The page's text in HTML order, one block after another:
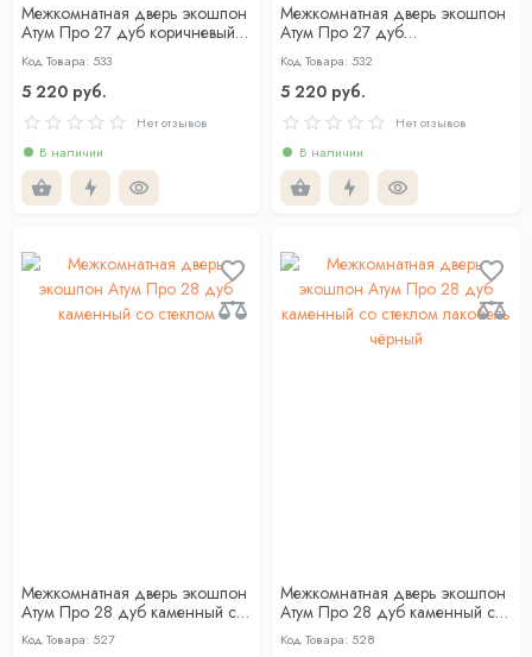
Межкомнатная дверь экошпон
Атум Про 27 дуб коричневый
со стеклом
Код Товара: 533
5 220 руб.
Нет отзывов
В наличии
Межкомнатная дверь экошпон
Атум Про 27 дуб
скандинавский со стеклом
Код Товара: 532
5 220 руб.
Нет отзывов
В наличии
Межкомнатная дверь экошпон
Атум Про 28 дуб каменный со
стеклом
Код Товара: 527
Межкомнатная дверь экошпон
Атум Про 28 дуб каменный со
стеклом лакобель чёрный
Код Товара: 528